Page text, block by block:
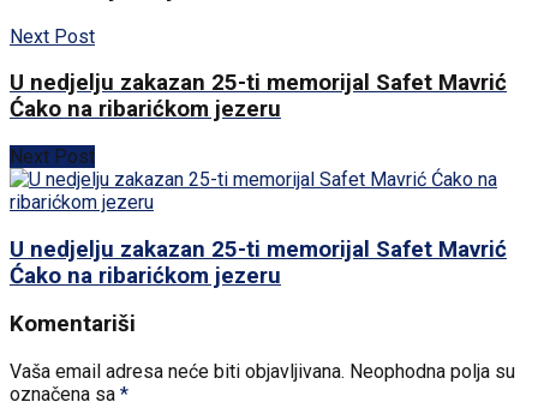
Next Post
U nedjelju zakazan 25-ti memorijal Safet Mavrić
Ćako na ribarićkom jezeru
Next Post
U nedjelju zakazan 25-ti memorijal Safet Mavrić
Ćako na ribarićkom jezeru
Komentariši
Vaša email adresa neće biti objavljivana. Neophodna polja su
označena sa *